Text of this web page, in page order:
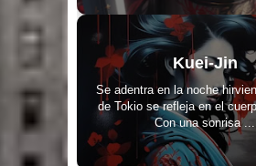
Kuei-Jin
Se adentra en la noche
de Tokio se refleja en el
Con una sonrisa ...